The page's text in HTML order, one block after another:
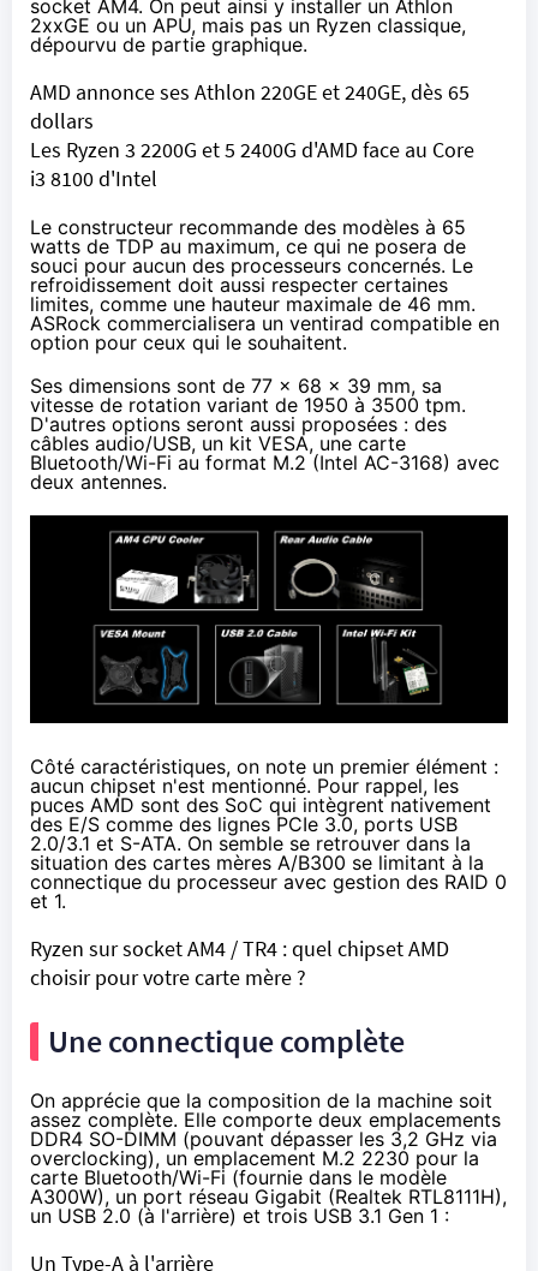
socket AM4. On peut ainsi y installer un Athlon
2xxGE ou un APU, mais pas un Ryzen classique,
dépourvu de partie graphique.
AMD annonce ses Athlon 220GE et 240GE, dès 65
dollars
Les Ryzen 3 2200G et 5 2400G d'AMD face au Core
i3 8100 d'Intel
Le constructeur recommande des modèles à 65
watts de TDP au maximum, ce qui ne posera de
souci pour aucun des processeurs concernés. Le
refroidissement doit aussi respecter certaines
limites, comme une hauteur maximale de 46 mm.
ASRock commercialisera un ventirad compatible en
option pour ceux qui le souhaitent.
Ses dimensions sont de 77 x 68 x 39 mm, sa
vitesse de rotation variant de 1950 à 3500 tpm.
D'autres options seront aussi proposées : des
câbles audio/USB, un kit VESA, une carte
Bluetooth/Wi-Fi au format M.2 (Intel AC-3168) avec
deux antennes.
Côté caractéristiques, on note un premier élément :
aucun chipset n'est mentionné. Pour rappel, les
puces AMD sont des SoC qui intègrent nativement
des E/S comme des lignes PCIe 3.0, ports USB
2.0/3.1 et S-ATA. On semble se retrouver dans la
situation des cartes mères A/B300 se limitant à la
connectique du processeur avec gestion des RAID 0
et 1.
Ryzen sur socket AM4 / TR4 : quel chipset AMD
choisir pour votre carte mère ?
Une connectique complète
On apprécie que la composition de la machine soit
assez complète. Elle comporte deux emplacements
DDR4 SO-DIMM (pouvant dépasser les 3,2 GHz via
overclocking), un emplacement M.2 2230 pour la
carte Bluetooth/Wi-Fi (fournie dans le modèle
A300W), un port réseau Gigabit (Realtek RTL8111H),
un USB 2.0 (à l'arrière) et trois USB 3.1 Gen 1 :
Un Type-A à l'arrière